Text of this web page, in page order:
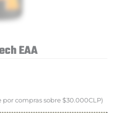
EAA
compras sobre $30.000CLP)